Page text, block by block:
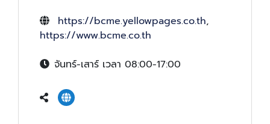
https://bcme.yellowpages.co.th,
https://www.bcme.co.th
จันทร์-เสาร์ เวลา 08:00-17:00